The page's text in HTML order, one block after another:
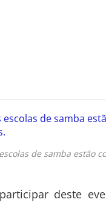
de samba estão
deste